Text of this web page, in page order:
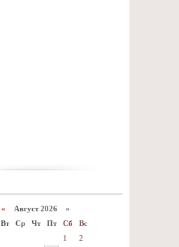
« Август 2026 »
Вт Ср Чт Пт Сб
Вс
1
2